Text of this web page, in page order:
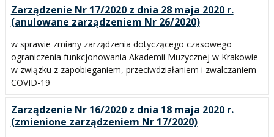
Zarządzenie Nr 17/2020 z dnia 28 maja 2020 r.
(anulowane zarządzeniem Nr 26/2020)
w sprawie zmiany zarządzenia dotyczącego czasowego
ograniczenia funkcjonowania Akademii Muzycznej w Krakowie
w związku z zapobieganiem, przeciwdziałaniem i zwalczaniem
COVID-19
Zarządzenie Nr 16/2020 z dnia 18 maja 2020 r.
(zmienione zarządzeniem Nr 17/2020)